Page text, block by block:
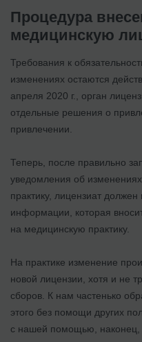
Процедура
медицинскую
Требования к
изменениях остаются
апреля 2020 г., орган
отдельные решения о
привлечении.
Теперь, после правильно
уведомления об
практику, лицензиат
информации, которая
на медицинскую практику.
На практике изменение
новой лицензии, хотя и не
сборов. К нам частенько
этого без помощи других
с нашей помощью, наконец,